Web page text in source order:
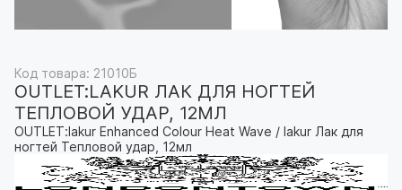
Код товара: 21010Б
OUTLET:LAKUR ЛАК ДЛЯ НОГТЕЙ
ТЕПЛОВОЙ УДАР, 12МЛ
OUTLET:lakur Enhanced Colour Heat Wave / lakur Лак для
ногтей Тепловой удар, 12мл